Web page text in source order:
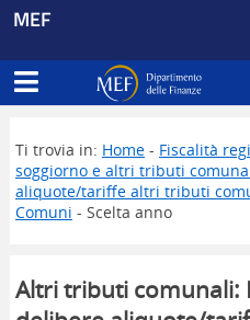
MEF
Apri menu
Dipartimento
Ti trovia in: Home- Fiscalità
soggiorno e altri tributi
aliquote/tariffe altri tributi
Comuni - Scelta anno
Altri tributi comunali: